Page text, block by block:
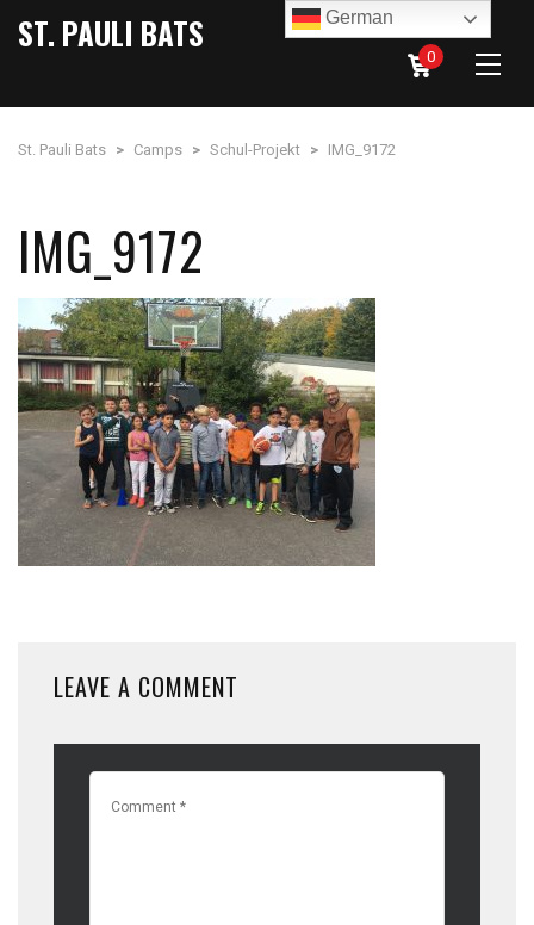
ST. PAULI BATS
0
St. Pauli Bats > Camps > Schul-Projekt > IMG_9172
IMG_9172
LEAVE A COMMENT
German